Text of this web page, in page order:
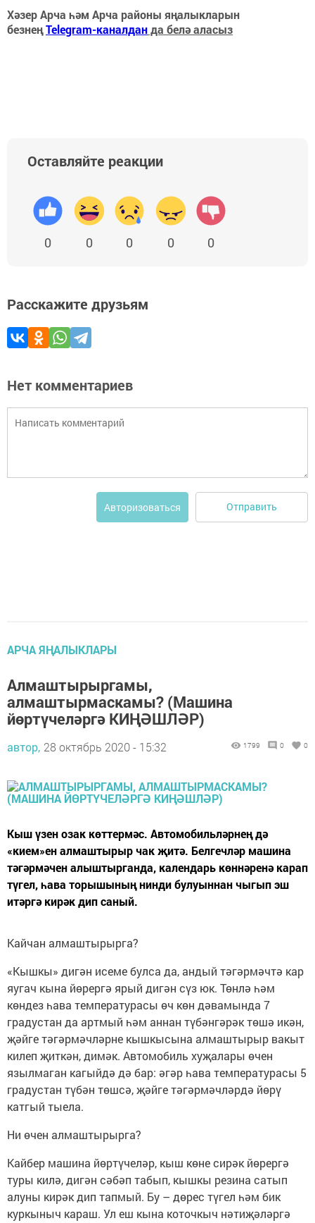
Хәзер Арча һәм Арча районы яңалыкларын
безнеңTelegram-каналданда белә аласыз
Оставляйте реакции
0 0 0 0 0
Расскажите друзьям
Нет комментариев
Авторизоваться Отправить
АРЧА ЯҢАЛЫКЛАРЫ
Алмаштырыргамы,
алмаштырмаскамы? (Машина
йөртүчеләргә КИҢӘШЛӘР)
автор, 28 октябрь 2020 - 15:32 1799 0 0
Кыш үзен озак көттермәс. Автомобильләрнең дә
«кием»ен алмаштырыр чак җитә. Белгечләр машина
тәгәрмәчен алыштырганда, календарь көннәренә карап
түгел, һава торышының нинди булуыннан чыгып эш
итәргә кирәк дип саный.
Кайчан алмаштырырга?
«Кышкы» дигән исеме булса да, андый тәгәрмәчтә кар
яугач кына йөрергә ярый дигән сүз юк. Төнлә һәм
көндез һава температурасы өч көн дәвамында 7
градустан да артмый һәм аннан түбәнгәрәк төшә икән,
җәйге тәгәрмәчләрне кышкысына алмаштырыр вакыт
килеп җиткән, димәк. Автомобиль хуҗалары өчен
язылмаган кагыйдә дә бар: әгәр һава температурасы 5
градустан түбән төшсә, җәйге тәгәрмәчләрдә йөрү
катгый тыела.
Ни өчен алмаштырырга?
Кайбер машина йөртүчеләр, кыш көне сирәк йөрергә
туры килә, дигән сәбәп табып, кышкы резина сатып
алуны кирәк дип тапмый. Бу – дөрес түгел һәм бик
куркыныч караш. Ул еш кына коточкыч нәтиҗәләргә